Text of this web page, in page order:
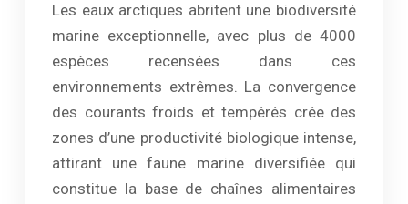
Les eaux arctiques abritent une biodiversité
marine exceptionnelle, avec plus de 4000
espèces recensées dans ces
environnements extrêmes. La convergence
des courants froids et tempérés crée des
zones d’une productivité biologique intense,
attirant une faune marine diversifiée qui
constitue la base de chaînes alimentaires